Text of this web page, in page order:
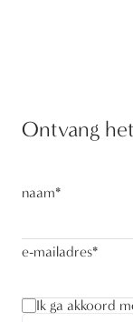
Ontvang
naam*
e-mailadres*
Ik ga akkoord